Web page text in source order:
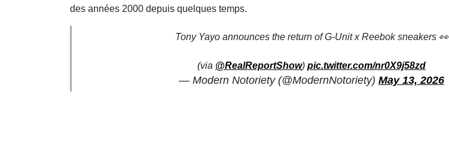
des années 2000 depuis quelques temps.
Tony Yayo announces the return of G-Unit x Reebok sneakers 👀
(via @RealReportShow) pic.twitter.com/nr0X9j58zd
— Modern Notoriety (@ModernNotoriety) May 13, 2026